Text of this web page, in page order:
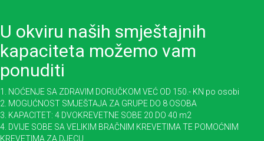
U okviru naših smještajnih
kapaciteta možemo vam
ponuditi
1. NOĆENJE SA ZDRAVIM DORUČKOM VEĆ OD 150.- KN po osobi
2. MOGUĆNOST SMJEŠTAJA ZA GRUPE DO 8 OSOBA
3. KAPACITET: 4 DVOKREVETNE SOBE 20 DO 40 m2
4. DVIJE SOBE SA VELIKIM BRAČNIM KREVETIMA TE POMOĆNIM
KREVETIMA ZA DJECU